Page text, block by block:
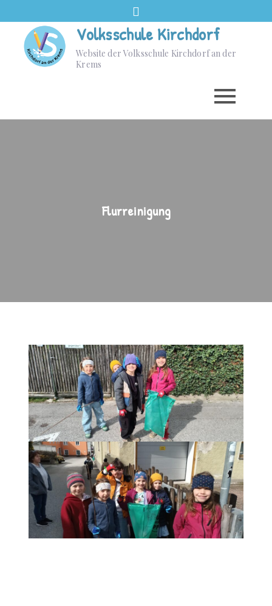
Volksschule Kirchdorf
Website der Volksschule Kirchdorf an der
Krems
Flurreinigung